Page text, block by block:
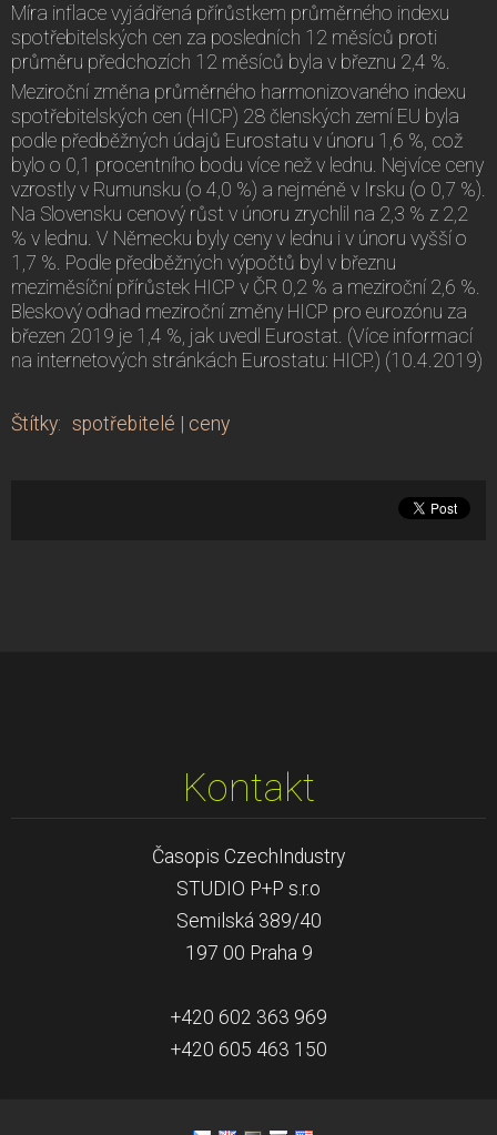
Míra inflace vyjádřená přírůstkem průměrného indexu
spotřebitelských cen za posledních 12 měsíců proti
průměru předchozích 12 měsíců byla v březnu 2,4 %.
Meziroční změna průměrného harmonizovaného indexu
spotřebitelských cen (HICP) 28 členských zemí EU byla
podle předběžných údajů Eurostatu v únoru 1,6 %, což
bylo o 0,1 procentního bodu více než v lednu. Nejvíce ceny
vzrostly v Rumunsku (o 4,0 %) a nejméně v Irsku (o 0,7 %).
Na Slovensku cenový růst v únoru zrychlil na 2,3 % z 2,2
% v lednu. V Německu byly ceny v lednu i v únoru vyšší o
1,7 %. Podle předběžných výpočtů byl v březnu
meziměsíční přírůstek HICP v ČR 0,2 % a meziroční 2,6 %.
Bleskový odhad meziroční změny HICP pro eurozónu za
březen 2019 je 1,4 %, jak uvedl Eurostat. (Více informací
na internetových stránkách Eurostatu: HICP.) (10.4.2019)
Štítky: spotřebitelé | ceny
Kontakt
Časopis CzechIndustry
STUDIO P+P s.r.o
Semilská 389/40
197 00 Praha 9
+420 602 363 969
+420 605 463 150